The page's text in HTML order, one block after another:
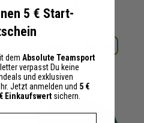
+ 23 Interessenten
5 € Start-
dem Absolute Teamsport
verpasst Du keine
und exklusiven
Jetzt anmelden und 5 €
Einkaufswert sichern.